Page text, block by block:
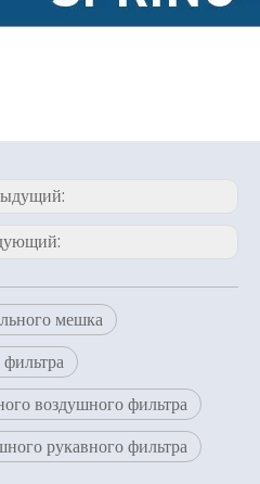
мешка
воздушного фильтра
рукавного фильтра